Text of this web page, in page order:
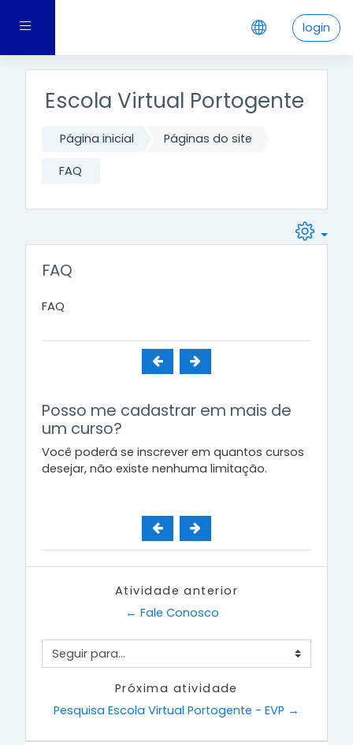
Painel lateral
login
Escola Virtual Portogente
Página inicial Páginas do site
FAQ
FAQ
FAQ
Posso me cadastrar em mais de
um curso?
Você poderá se inscrever em quantos cursos
desejar, não existe nenhuma limitação.
Atividade anterior
← Fale Conosco
Seguir para...
Próxima atividade
Pesquisa Escola Virtual Portogente - EVP →